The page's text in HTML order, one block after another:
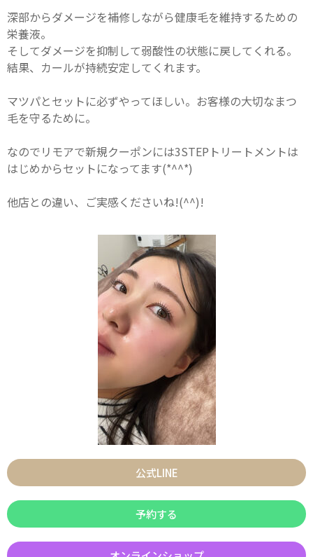
深部からダメージを補修しながら健康毛を維持するための
栄養液。
そしてダメージを抑制して弱酸性の状態に戻してくれる。
結果、カールが持続安定してくれます。
マツパとセットに必ずやってほしい。お客様の大切なまつ
毛を守るために。
なのでリモアで新規クーポンには3STEPトリートメントは
はじめからセットになってます(*^^*)
他店との違い、ご実感くださいね!(^^)!
公式LINE
予約する